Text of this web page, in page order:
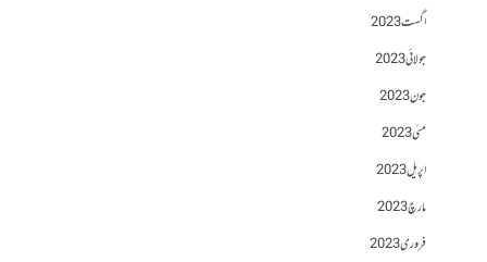
اگست 2023
جولائی 2023
جون 2023
مئی 2023
اپریل 2023
مارچ 2023
فروری 2023